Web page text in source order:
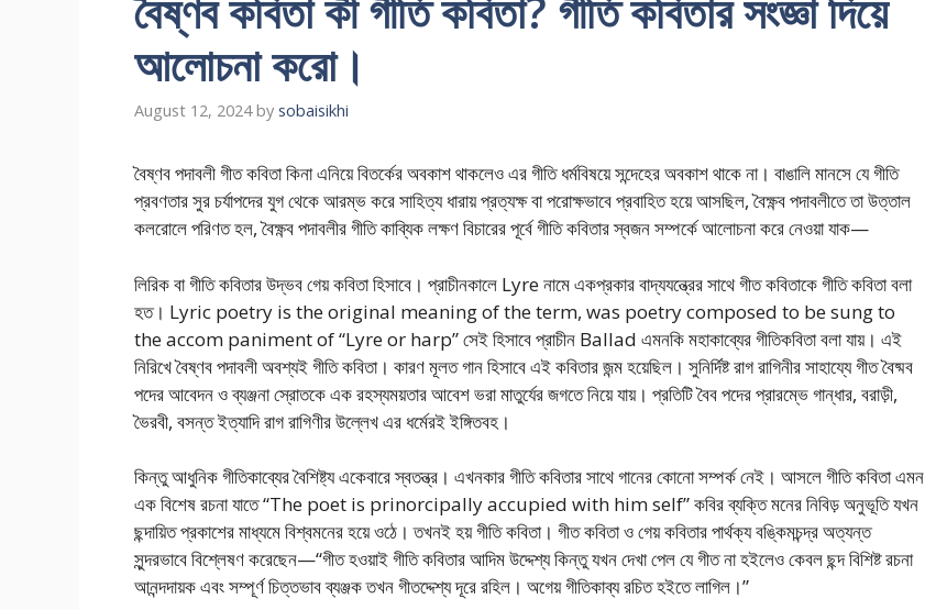
আলোচনা করো।
August 12, 2024 by sobaisikhi
বৈষ্ণব পদাবলী গীত কবিতা কিনা এনিয়ে বিতর্কের অবকাশ থাকলেও এর গীতি ধর্মবিষয়ে সন্দেহের অবকাশ থাকে না। বাঙালি মানসে যে গীতি
প্রবণতার সুর চর্যাপদের যুগ থেকে আরম্ভ করে সাহিত্য ধারায় প্রত্যক্ষ বা পরোক্ষভাবে প্রবাহিত হয়ে আসছিল, বৈক্ষ্ণব পদাবলীতে তা উত্তাল
কলরোলে পরিণত হল, বৈক্ষ্ণব পদাবলীর গীতি কাব্যিক লক্ষণ বিচারের পূর্বে গীতি কবিতার স্বজন সম্পর্কে আলোচনা করে নেওয়া যাক—
লিরিক বা গীতি কবিতার উদ্ভব গেয় কবিতা হিসাবে। প্রাচীনকালে Lyre নামে একপ্রকার বাদ্যযন্ত্রের সাথে গীত কবিতাকে গীতি কবিতা বলা
হত। Lyric poetry is the original meaning of the term, was poetry composed to be sung to
the accom paniment of “Lyre or harp” সেই হিসাবে প্রাচীন Ballad এমনকি মহাকাব্যের গীতিকবিতা বলা যায়। এই
নিরিখে বৈষ্ণব পদাবলী অবশ্যই গীতি কবিতা। কারণ মূলত গান হিসাবে এই কবিতার জন্ম হয়েছিল। সুনির্দিষ্ট রাগ রাগিনীর সাহায্যে গীত বৈষ্মব
পদের আবেদন ও ব্যঞ্জনা স্রোতকে এক রহস্যময়তার আবেশ ভরা মাতুর্যের জগতে নিয়ে যায়। প্রতিটি বৈব পদের প্রারম্ভে গান্ধার, বরাড়ী,
ভৈরবী, বসন্ত ইত্যাদি রাগ রাগিণীর উল্লেখ এর ধর্মেরই ইঙ্গিতবহ।
কিন্তু আধুনিক গীতিকাব্যের বৈশিষ্ট্য একেবারে স্বতন্ত্র। এখনকার গীতি কবিতার সাথে গানের কোনো সম্পর্ক নেই। আসলে গীতি কবিতা এমন
এক বিশেষ রচনা যাতে “The poet is prinorcipally accupied with him self” কবির ব্যক্তি মনের নিবিড় অনুভূতি যখন
ছন্দায়িত প্রকাশের মাধ্যমে বিশ্বমনের হয়ে ওঠে। তখনই হয় গীতি কবিতা। গীত কবিতা ও গেয় কবিতার পার্থক্য বঙ্কিমচন্দ্র অত্যন্ত
সুন্দরভাবে বিশ্লেষণ করেছেন—“গীত হওয়াই গীতি কবিতার আদিম উদ্দেশ্য কিন্তু যখন দেখা পেল যে গীত না হইলেও কেবল ছন্দ বিশিষ্ট রচনা
আনন্দদায়ক এবং সম্পূর্ণ চিত্তভাব ব্যঞ্জক তখন গীতদ্দেশ্য দূরে রহিল। অগেয় গীতিকাব্য রচিত হইতে লাগিল।”